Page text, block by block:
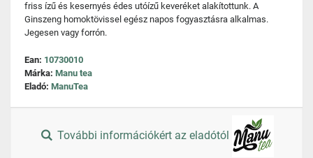
friss ízű és kesernyés édes utóízű keveréket alakítottunk. A
Ginszeng homoktövissel egész napos fogyasztásra alkalmas.
Jegesen vagy forrón.
Ean: 10730010
Márka: Manu tea
Eladó: ManuTea
További információkért az eladótól